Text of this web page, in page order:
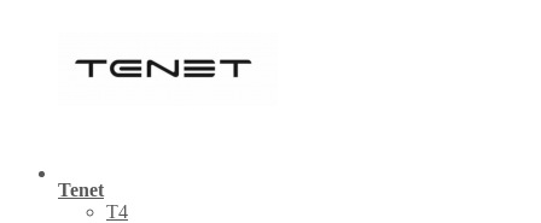
Tenet
Т4